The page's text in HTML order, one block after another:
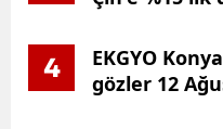
4
EKGYO
gözler 12